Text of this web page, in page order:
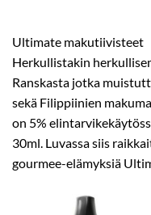
Ultimate makutiivisteet
Herkullistakin
Ranskasta jotka
sekä Filippiinien
on 5%
30ml. Luvassa siis
gourmee-elämyksiä